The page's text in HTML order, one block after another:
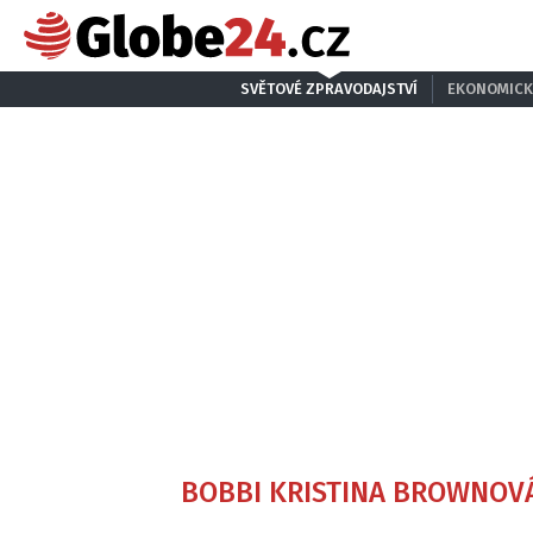
SVĚTOVÉ ZPRAVODAJSTVÍ
BOBBI KRISTINA